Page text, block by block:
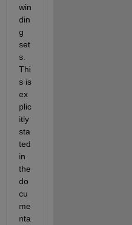
win
din
g
set
s.
Thi
s is
ex
plic
itly
sta
ted
in
the
do
cu
me
nta